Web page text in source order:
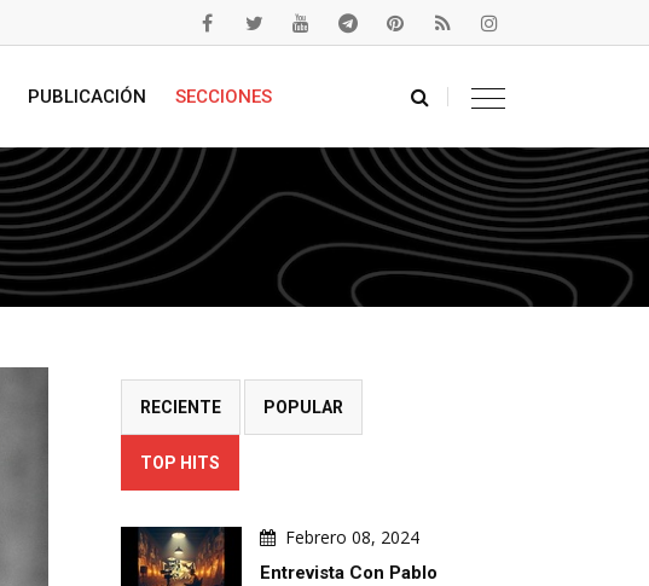
PUBLICACIÓN SECCIONES
RECIENTE POPULAR
TOP HITS
Febrero 08, 2024
Entrevista Con Pablo